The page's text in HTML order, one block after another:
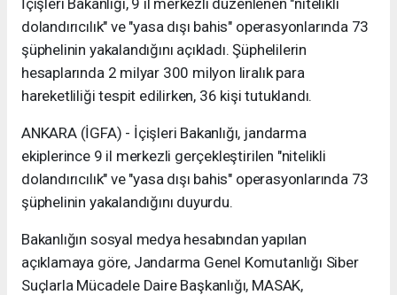
dolandırıcılık" ve "yasa dışı bahis" operasyonlarında 73
şüphelinin yakalandığını açıkladı. Şüphelilerin
hesaplarında 2 milyar 300 milyon liralık para
hareketliliği tespit edilirken, 36 kişi tutuklandı.
ANKARA (İGFA) - İçişleri Bakanlığı, jandarma
ekiplerince 9 il merkezli gerçekleştirilen "nitelikli
dolandırıcılık" ve "yasa dışı bahis" operasyonlarında 73
şüphelinin yakalandığını duyurdu.
Bakanlığın sosyal medya hesabından yapılan
açıklamaya göre, Jandarma Genel Komutanlığı Siber
Suçlarla Mücadele Daire Başkanlığı, MASAK,